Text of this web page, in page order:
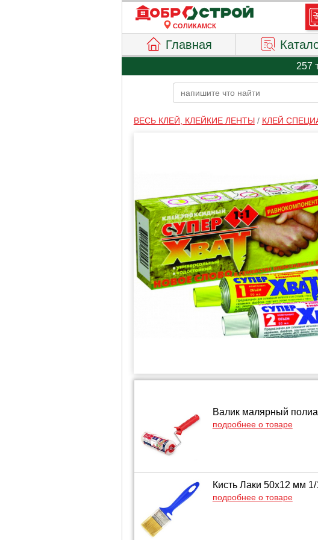
СОЛИКАМСК
Главная
257
ВЕСЬ КЛЕЙ, КЛЕЙКИЕ ЛЕНТЫ/ КЛЕЙ
Валик малярный
подробнее о товаре
Кисть Лаки 50х12 мм
подробнее о товаре